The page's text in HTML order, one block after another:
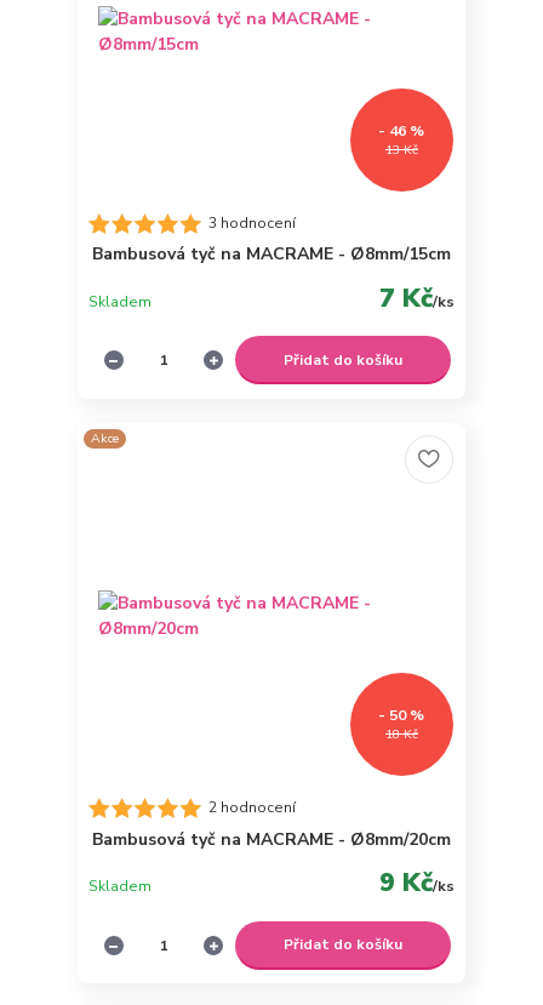
13 Kč
- 46 %
3 hodnocení
Bambusová tyč na MACRAME - Ø8mm/15cm
7 Kč/ks
Skladem
Přidat do košíku
Akce
18 Kč
- 50 %
2 hodnocení
Bambusová tyč na MACRAME - Ø8mm/20cm
9 Kč/ks
Skladem
Přidat do košíku